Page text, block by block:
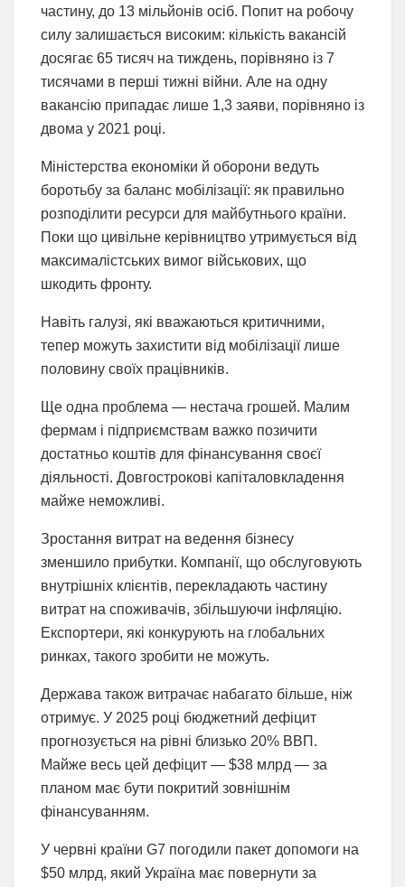
частину, до 13 мільйонів осіб. Попит на робочу
силу залишається високим: кількість вакансій
досягає 65 тисяч на тиждень, порівняно із 7
тисячами в перші тижні війни. Але на одну
вакансію припадає лише 1,3 заяви, порівняно із
двома у 2021 році.
Міністерства економіки й оборони ведуть
боротьбу за баланс мобілізації: як правильно
розподілити ресурси для майбутнього країни.
Поки що цивільне керівництво утримується від
максималістських вимог військових, що
шкодить фронту.
Навіть галузі, які вважаються критичними,
тепер можуть захистити від мобілізації лише
половину своїх працівників.
Ще одна проблема — нестача грошей. Малим
фермам і підприємствам важко позичити
достатньо коштів для фінансування своєї
діяльності. Довгострокові капіталовкладення
майже неможливі.
Зростання витрат на ведення бізнесу
зменшило прибутки. Компанії, що обслуговують
внутрішніх клієнтів, перекладають частину
витрат на споживачів, збільшуючи інфляцію.
Експортери, які конкурують на глобальних
ринках, такого зробити не можуть.
Держава також витрачає набагато більше, ніж
отримує. У 2025 році бюджетний дефіцит
прогнозується на рівні близько 20% ВВП.
Майже весь цей дефіцит — $38 млрд — за
планом має бути покритий зовнішнім
фінансуванням.
У червні країни G7 погодили пакет допомоги на
$50 млрд, який Україна має повернути за